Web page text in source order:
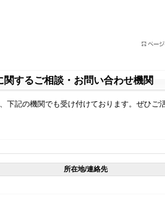
するご相談・お問い合わせ機関
下記の機関でも受け付けております。ぜひご
所在地/連絡先